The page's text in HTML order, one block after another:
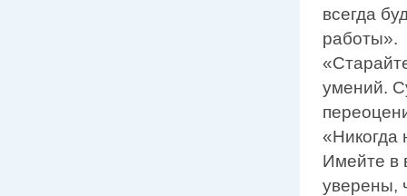
всегда
работы».
умений.
«Никогда
Имейте в
уверены,